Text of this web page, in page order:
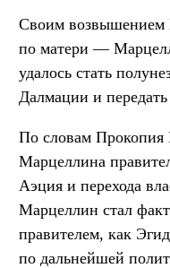
Своим возвышением
по матери —
удалось стать
Далмации и
По словам Прокопия
Марцеллина
Аэция и перехода
Марцеллин стал
правителем, как
по дальнейшей